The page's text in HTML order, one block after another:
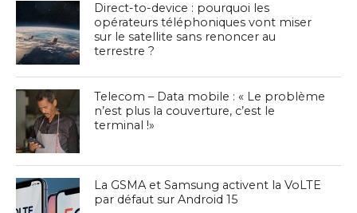
Direct-to-device : pourquoi les
opérateurs téléphoniques vont miser
sur le satellite sans renoncer au
terrestre ?
Telecom – Data mobile : « Le problème
n’est plus la couverture, c’est le
terminal !»
La GSMA et Samsung activent la VoLTE
par défaut sur Android 15